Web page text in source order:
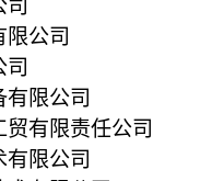
公司
司
限公司
有限责任公司
限公司